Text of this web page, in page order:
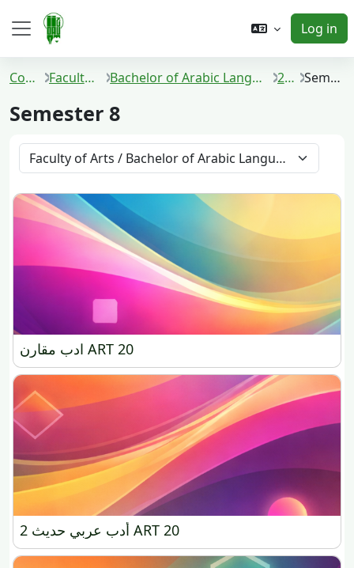
Skip to main content
Side panel
Log in
Courses Faculty of Arts Bachelor of Arabic Language and Literature 2020 Semester 8
Semester 8
Course categories
ادب مقارن ART 20
ادب مقارن ART 20
أدب عربي حديث 2 ART 20
أدب عربي حديث 2 ART 20